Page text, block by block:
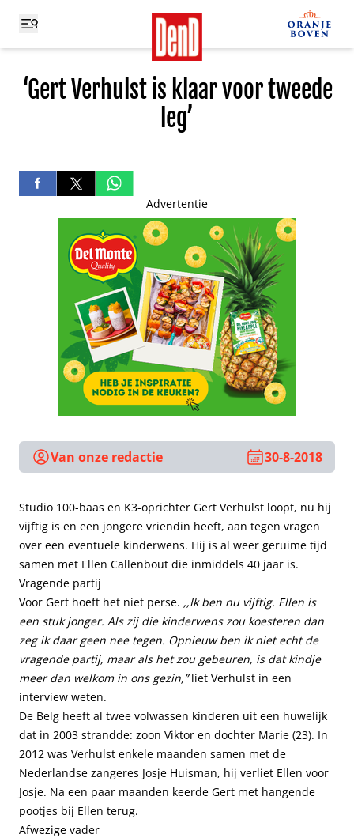
‘Gert Verhulst is klaar voor tweede
leg’
Advertentie
Van onze redactie 30-8-2018
Studio 100-baas en K3-oprichter Gert Verhulst loopt, nu hij
vijftig is en een jongere vriendin heeft, aan tegen vragen
over een eventuele kinderwens. Hij is al weer geruime tijd
samen met Ellen Callenbout die inmiddels 40 jaar is.
Vragende partij
Voor Gert hoeft het niet perse. ,,Ik ben nu vijftig. Ellen is
een stuk jonger. Als zij die kinderwens zou koesteren dan
zeg ik daar geen nee tegen. Opnieuw ben ik niet echt de
vragende partij, maar als het zou gebeuren, is dat kindje
meer dan welkom in ons gezin,”liet Verhulst in een
interview weten.
De Belg heeft al twee volwassen kinderen uit een huwelijk
dat in 2003 strandde: zoon Viktor en dochter Marie (23). In
2012 was Verhulst enkele maanden samen met de
Nederlandse zangeres Josje Huisman, hij verliet Ellen voor
Josje. Na een paar maanden keerde Gert met hangende
pootjes bij Ellen terug.
Afwezige vader